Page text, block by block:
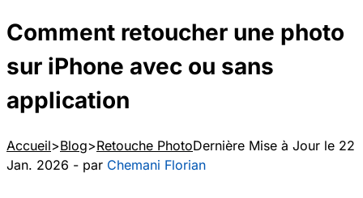
Comment retoucher une photo
sur iPhone avec ou sans
application
Accueil Blog Retouche PhotoDernière Mise à Jour le 22
Jan. 2026 - par Chemani Florian